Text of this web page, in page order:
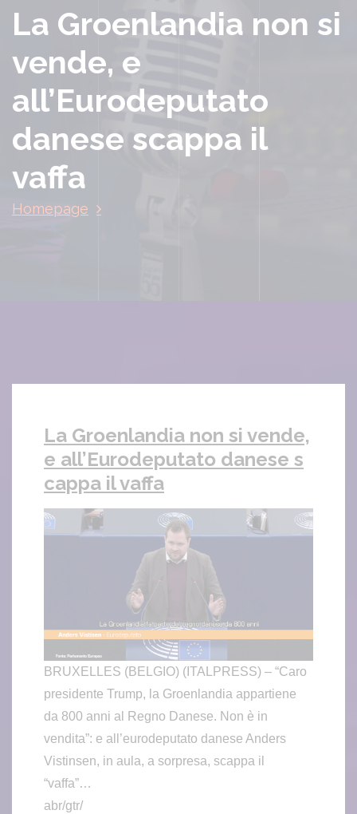
La Groenlandia non si
vende, e
all’Eurodeputato
danese scappa il
vaffa
Homepage
La Groenlandia non si vende,
e all’Eurodeputato danese s
cappa il vaffa
BRUXELLES (BELGIO) (ITALPRESS) – “Caro
presidente Trump, la Groenlandia appartiene
da 800 anni al Regno Danese. Non è in
vendita”: e all’eurodeputato danese Anders
Vistinsen, in aula, a sorpresa, scappa il
“vaffa”…
abr/gtr/